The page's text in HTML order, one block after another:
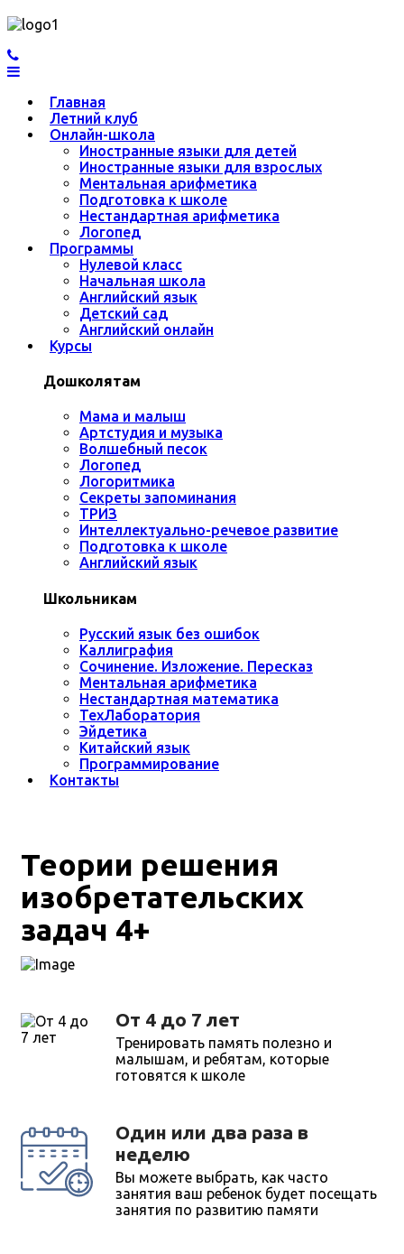
Главная
Летний клуб
Онлайн-школа
Иностранные языки для детей
Иностранные языки для взрослых
Ментальная арифметика
Подготовка к школе
Нестандартная арифметика
Логопед
Программы
Нулевой класс
Начальная школа
Английский язык
Детский сад
Английский онлайн
Курсы
Дошколятам
Мама и малыш
Артстудия и музыка
Волшебный песок
Логопед
Логоритмика
Секреты запоминания
ТРИЗ
Интеллектуально-речевое развитие
Подготовка к школе
Английский язык
Школьникам
Русский язык без ошибок
Каллиграфия
Сочинение. Изложение. Пересказ
Ментальная арифметика
Нестандартная математика
ТехЛаборатория
Эйдетика
Китайский язык
Программирование
Контакты
Теории решения
изобретательских
задач 4+
От 4 до 7 лет
Тренировать память полезно и
малышам, и ребятам, которые
готовятся к школе
Один или два раза в
неделю
Вы можете выбрать, как часто
занятия ваш ребенок будет посещать
занятия по развитию памяти